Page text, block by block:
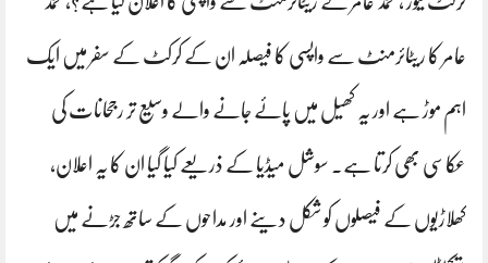
عامر کا ریٹائرمنٹ سے واپسی کا فیصلہ ان کے کرکٹ کے سفر میں ایک
اہم موڑ ہے اور یہ کھیل میں پائے جانے والے وسیع تر رجحانات کی
عکاسی بھی کرتا ہے۔ سوشل میڈیا کے ذریعے کیا گیا ان کا یہ اعلان،
کھلاڑیوں کے فیصلوں کو شکل دینے اور مداحوں کے ساتھ جڑنے میں